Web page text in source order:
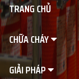
TRANG CHỦ
CHỮA CHÁY
GIẢI PHÁP